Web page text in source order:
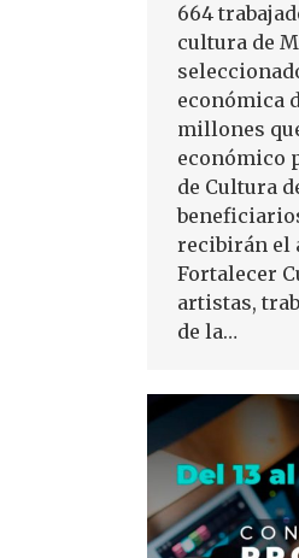
664
cultura de
económica
millones
económico
de Cultura
recibirán el
Fortalecer
artistas,
de la…